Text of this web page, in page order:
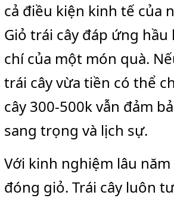
cả điều kiện kinh tế của
Giỏ trái cây đáp ứng hầu
chí của một món quà.
trái cây vừa tiền có thể
cây 300-500k vẫn đảm
sang trọng và lịch sự.
Với kinh nghiệm lâu
đóng giỏ. Trái cây luôn